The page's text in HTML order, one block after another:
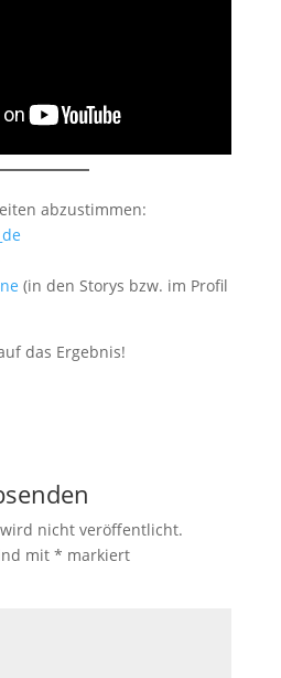
abzustimmen:
(in den Storys bzw. im Profil
das Ergebnis!
nicht veröffentlicht.
mit * markiert